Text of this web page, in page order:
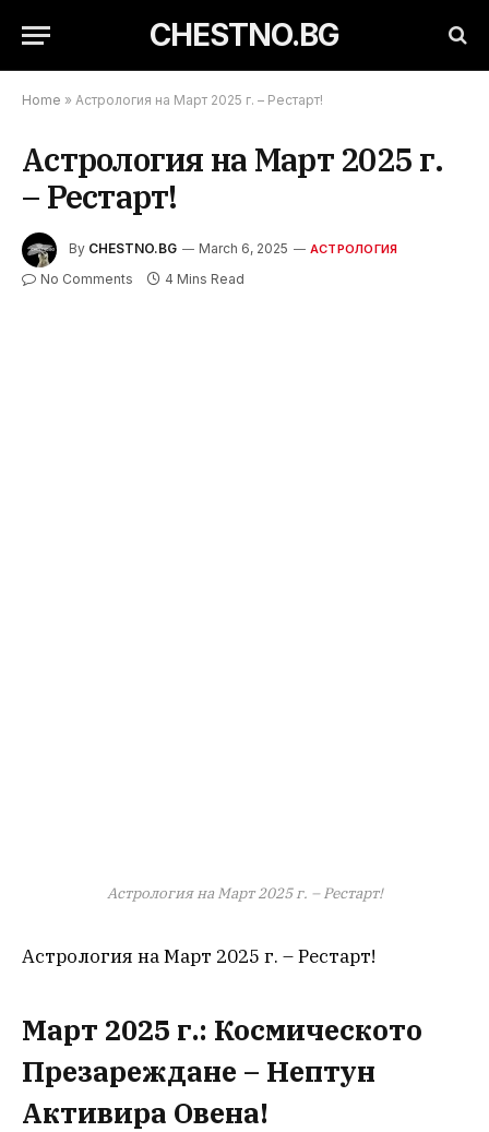
CHESTNO.BG
Home » Астрология на Март 2025 г. – Рестарт!
Астрология на Март 2025 г.
– Рестарт!
By CHESTNO.BG March 6, 2025 АСТРОЛОГИЯ
No Comments 4 Mins Read
Астрология на Март 2025 г. – Рестарт!
Астрология на Март 2025 г. – Рестарт!
Март 2025 г.: Космическото
Презареждане – Нептун
Активира Овена!